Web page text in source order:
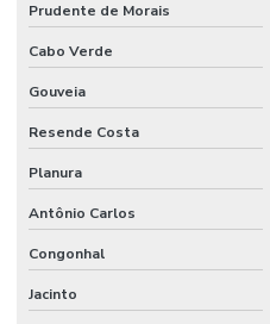
Prudente de Morais
Cabo Verde
Gouveia
Resende Costa
Planura
Antônio Carlos
Congonhal
Jacinto